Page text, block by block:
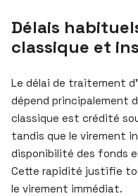
Délais
classique et
Le délai de traitement
dépend principalement
classique est crédité
tandis que le virement
disponibilité des fonds
Cette rapidité justifie
le virement immédiat.